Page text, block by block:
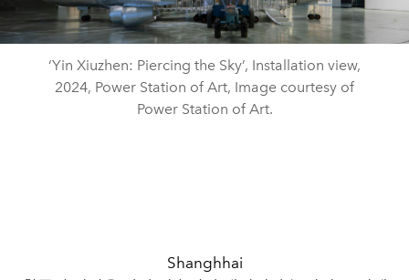
‘Yin Xiuzhen: Piercing the Sky’, Installation view,
2024, Power Station of Art, Image courtesy of
Power Station of Art.
Shanghhai